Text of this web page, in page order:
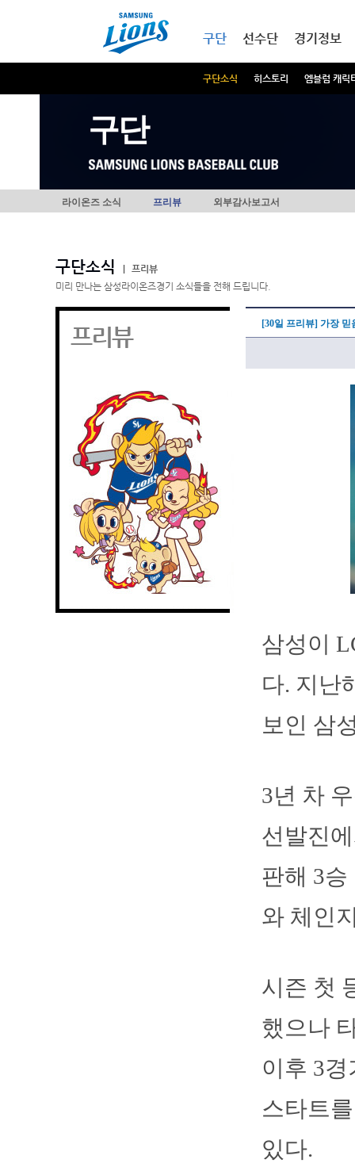
구단
구단소식 히스토리 엠블럼 캐릭
선수단 경기정보
구단
라이온즈 소식 프리뷰 외부감사보고서
구단소식
프리뷰
미리 만나는 삼성라이온즈경기 소식들을 전해 드립니다.
프리뷰 [30일 프리뷰] 가장
삼성이
다. 지난
보인 삼
3년 차
선발진
판해 3승
와 체인
시즌 첫
했으나
이후 3
스타트
있다.